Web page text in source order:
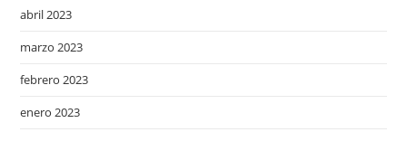
abril 2023
marzo 2023
febrero 2023
enero 2023